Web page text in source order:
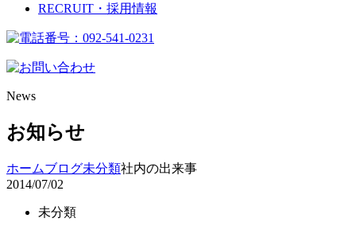
RECRUIT ・採用情報
News
お知らせ
ホームブログ未分類社内の出来事
2014/07/02
未分類